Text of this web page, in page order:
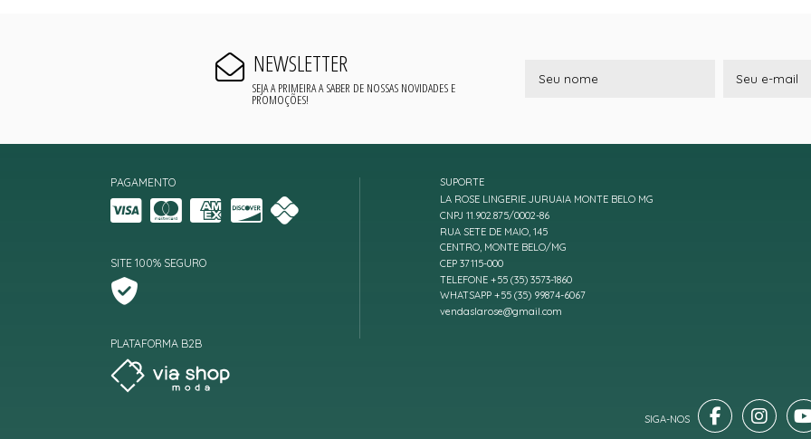
NEWSLETTER
SEJA A PRIMEIRA A SABER DE NOSSAS NOVIDADES E
PROMOÇÕES!
PAGAMENTO
SITE 100% SEGURO
PLATAFORMA B2B
SUPORTE
LA ROSE LINGERIE JURUAIA MONTE BELO MG
CNPJ 11.902.875/0002-86
RUA SETE DE MAIO, 145
CENTRO, MONTE BELO/MG
CEP 37115-000
TELEFONE +55 (35) 3573-1860
WHATSAPP +55 (35) 99874-6067
vendaslarose@gmail.com